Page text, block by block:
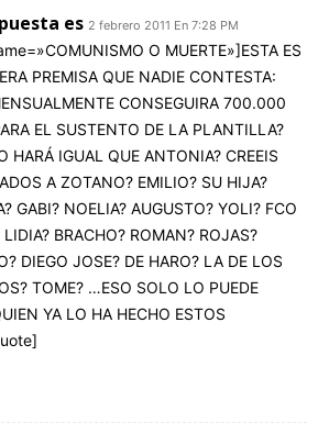
es 2 febrero 2011 En 7:28 PM
O MUERTE»]ESTA ES
PREMISA QUE NADIE CONTESTA:
CONSEGUIRA 700.000
EL SUSTENTO DE LA PLANTILLA?
HARÁ IGUAL QUE ANTONIA? CREEIS
A ZOTANO? EMILIO? SU HIJA?
GABI? NOELIA? AUGUSTO? YOLI? FCO
LIDIA? BRACHO? ROMAN? ROJAS?
DIEGO JOSE? DE HARO? LA DE LOS
TOME? …ESO SOLO LO PUEDE
YA LO HA HECHO ESTOS